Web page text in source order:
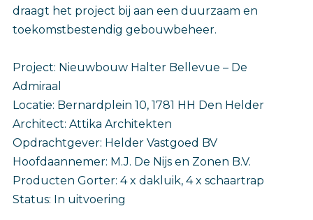
draagt het project bij aan een duurzaam en
toekomstbestendig gebouwbeheer.
Project: Nieuwbouw Halter Bellevue – De
Admiraal
Locatie: Bernardplein 10, 1781 HH Den Helder
Architect: Attika Architekten
Opdrachtgever: Helder Vastgoed BV
Hoofdaannemer: M.J. De Nijs en Zonen B.V.
Producten Gorter: 4 x dakluik, 4 x schaartrap
Status: In uitvoering